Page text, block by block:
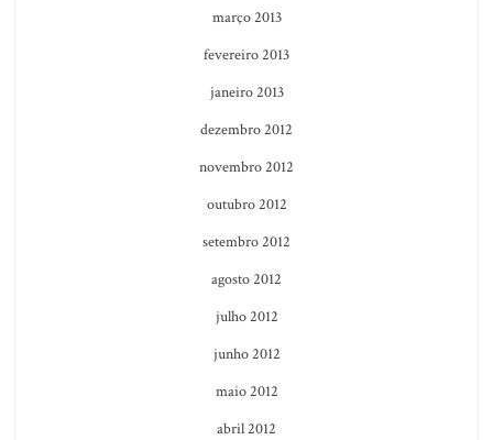
março 2013
fevereiro 2013
janeiro 2013
dezembro 2012
novembro 2012
outubro 2012
setembro 2012
agosto 2012
julho 2012
junho 2012
maio 2012
abril 2012